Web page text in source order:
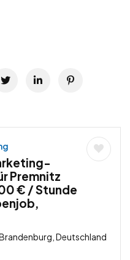
Premnitz
€ / Stunde
Deutschland